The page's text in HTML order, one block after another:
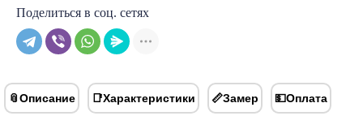
Поделиться в соц. сетях
📎Описание 📑Характеристики 📏Замер 💵Оплата